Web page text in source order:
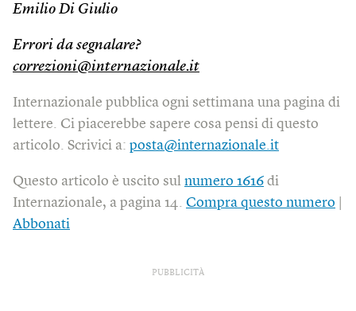
Emilio Di Giulio
Errori da segnalare?
correzioni@internazionale.it
Internazionale pubblica ogni settimana una pagina di
lettere. Ci piacerebbe sapere cosa pensi di questo
articolo. Scrivici a: posta@internazionale.it
Questo articolo è uscito sul numero 1616 di
Internazionale, a pagina 14. Compra questo numero
Abbonati
PUBBLICITÀ